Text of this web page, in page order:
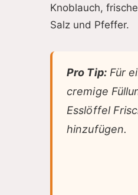
Knoblauch,
Salz und Pfeffer.
Pro Tip:Für
cremige
Esslöffel
hinzufügen.